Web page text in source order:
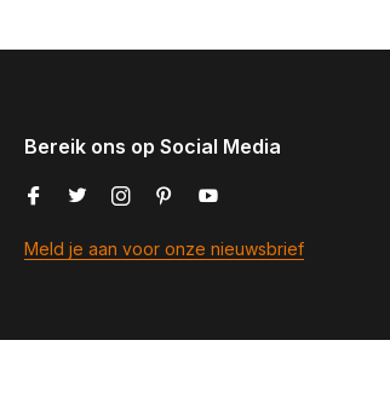
Bereik ons op Social Media
Meld je aan voor onze nieuwsbrief